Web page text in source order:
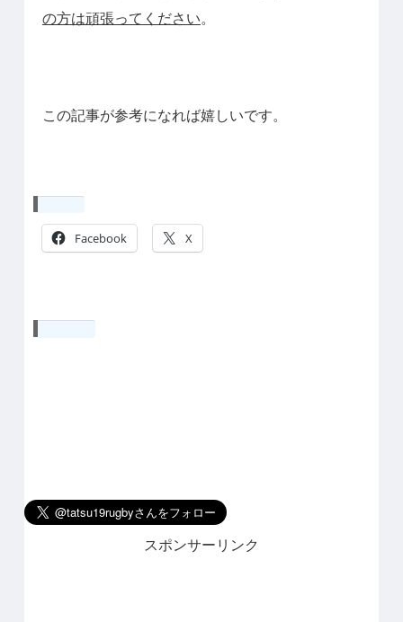
の方は頑張ってください。
この記事が参考になれば嬉しいです。
Facebook X
スポンサーリンク